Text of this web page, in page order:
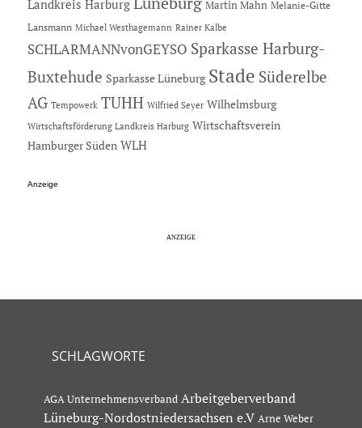
Landkreis Harburg Martin Mahn Melanie-Gitte
Lansmann Michael Westhagemann Rainer Kalbe
SCHLARMANNvonGEYSO Sparkasse Harburg-
Buxtehude Sparkasse Lüneburg Stade Süderelbe
AG Tempowerk TUHH Wilfried Seyer Wilhelmsburg
Wirtschaftsförderung Landkreis Harburg Wirtschaftsverein
Hamburger Süden WLH
Anzeige
SCHLAGWORTE
AGA Unternehmensverband Arbeitgeberverband
Lüneburg-Nordostniedersachsen e.V Arne Weber